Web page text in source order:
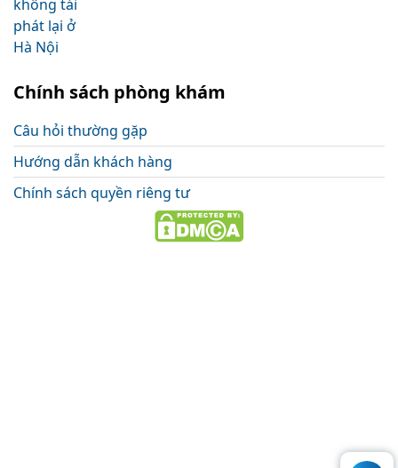
Chính sách phòng khám
Câu hỏi thường gặp
Hướng dẫn khách hàng
Chính sách quyền riêng tư